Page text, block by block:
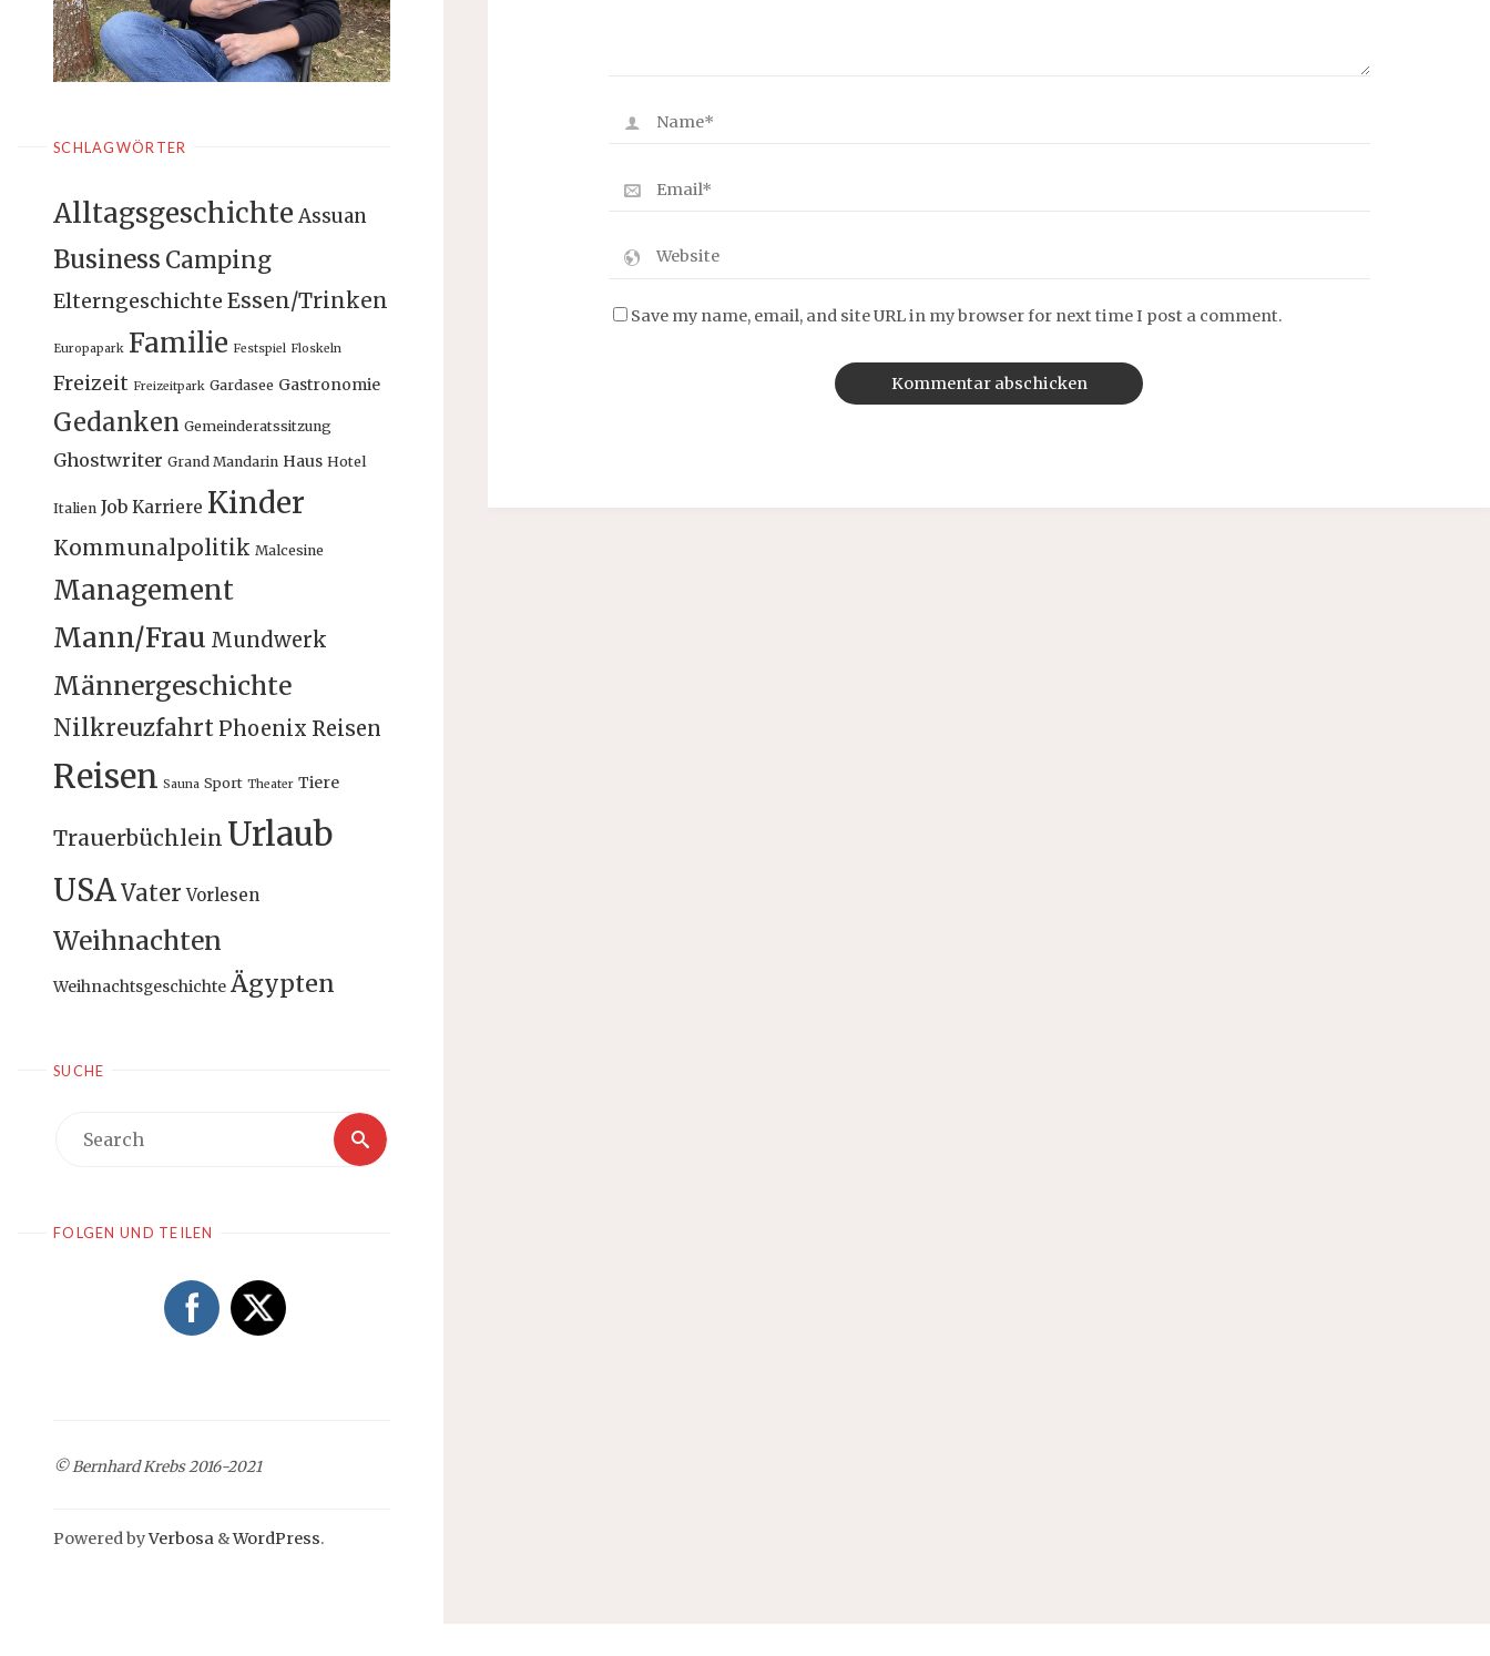
SCHLAGWÖRTER
Alltagsgeschichte Assuan
Business Camping
Elterngeschichte Essen/Trinken
Europapark Familie Festspiel Floskeln
Freizeit Freizeitpark Gardasee Gastronomie
Gedanken Gemeinderatssitzung
Ghostwriter Grand Mandarin Haus Hotel
Italien Job Karriere Kinder
Kommunalpolitik Malcesine
Management
Mann/Frau Mundwerk
Männergeschichte
Nilkreuzfahrt Phoenix Reisen
Reisen Sauna Sport Theater Tiere
Trauerbüchlein Urlaub
USAVater Vorlesen
Weihnachten
Weihnachtsgeschichte Ägypten
SUCHE
Search
Search
FOLGEN UND TEILEN
© Bernhard Krebs 2016-2021
Powered byVerbosa &WordPress.
Save my name, email, and site URL in my browser for next time I post a comment.